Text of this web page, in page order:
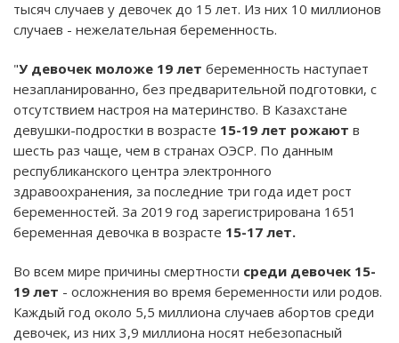
тысяч случаев у девочек до 15 лет. Из них 10 миллионов
случаев - нежелательная беременность.
"У девочек моложе 19 лет беременность наступает
незапланированно, без предварительной подготовки, с
отсутствием настроя на материнство. В Казахстане
девушки-подростки в возрасте 15-19 лет рожают в
шесть раз чаще, чем в странах ОЭСР. По данным
республиканского центра электронного
здравоохранения, за последние три года идет рост
беременностей. За 2019 год зарегистрирована 1651
беременная девочка в возрасте 15-17 лет.
Во всем мире причины смертности среди девочек 15-
19 лет - осложнения во время беременности или родов.
Каждый год около 5,5 миллиона случаев абортов среди
девочек, из них 3,9 миллиона носят небезопасный